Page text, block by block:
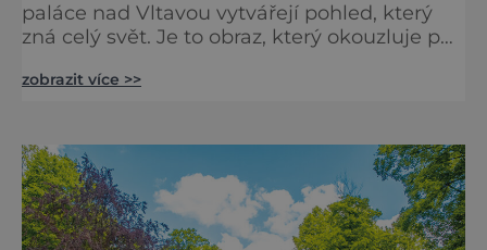
paláce nad Vltavou vytvářejí pohled, který
zná celý svět. Je to obraz, který okouzluje po
jediný Čech, který by ho neznal. Pražský hrad
metropole, má ho na seznamu mí
zobrazit více >>